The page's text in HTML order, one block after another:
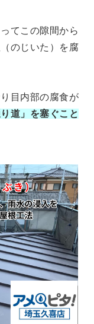
てこの隙間から
のじいた）を腐
目内部の腐食が
道」を塞ぐこと